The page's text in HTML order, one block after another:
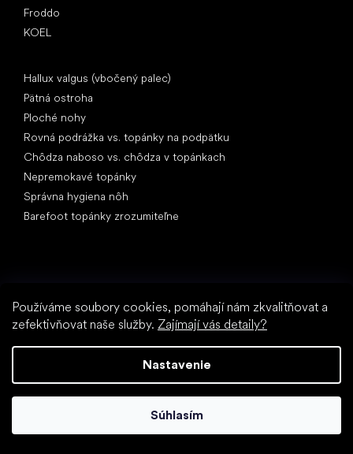
Používáme soubory cookies, pomáhají nám zkvalitňovat a
zefektivňovat naše služby. Zajímají vás detaily?
Nastavenie
Súhlasím
Froddo
KOEL
Hallux valgus (vbočený palec)
Pätná ostroha
Ploché nohy
Rovná podrážka vs. topánky na podpätku
Chôdza naboso vs. chôdza v topánkach
Nepremokavé topánky
Správna hygiena nôh
Barefoot topánky zrozumiteľne
Turistické topánky